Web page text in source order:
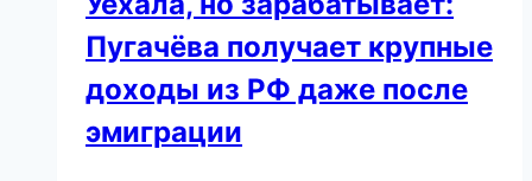
Пугачёва получает крупные
доходы из РФ даже после
эмиграции